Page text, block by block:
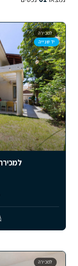
למכירה
יד שנייה
למכירה